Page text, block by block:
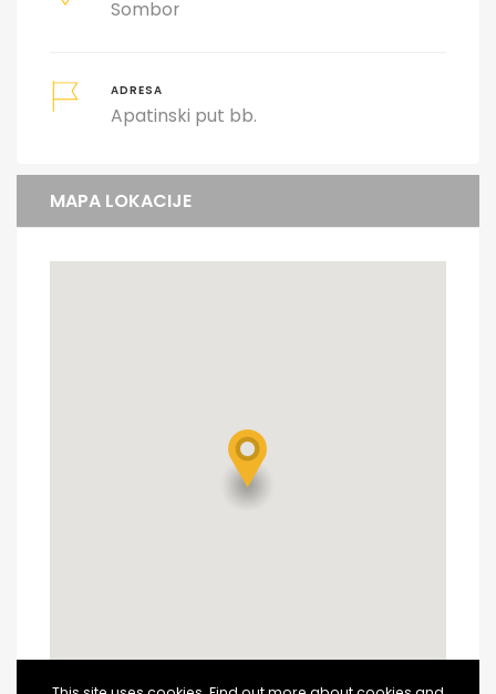
Sombor
ADRESA
Apatinski put bb.
MAPA LOKACIJE